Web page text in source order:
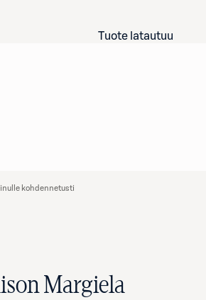
Tuote latautuu
kohdennetusti
Margiela